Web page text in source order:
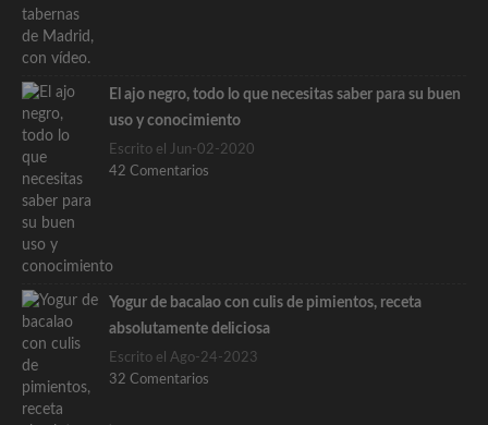
El ajo negro, todo lo que necesitas saber para su buen
uso y conocimiento
Escrito el Jun-02-2020
42 Comentarios
Yogur de bacalao con culis de pimientos, receta
absolutamente deliciosa
Escrito el Ago-24-2023
32 Comentarios